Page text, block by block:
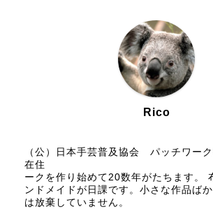
Rico
（公）日本手芸普及協会 パッチワー
在住 パッ
ークを作り始めて20数年がたちます。
ンドメイドが日課です。小さな作品ば
は放棄していません。